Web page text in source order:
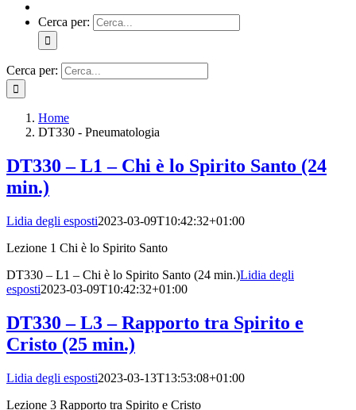
Cerca per:
Cerca per:
Home
DT330 - Pneumatologia
DT330 – L1 – Chi è lo Spirito Santo (24
min.)
Lidia degli esposti2023-03-09T10:42:32+01:00
Lezione 1 Chi è lo Spirito Santo
DT330 – L1 – Chi è lo Spirito Santo (24 min.)Lidia degli
esposti2023-03-09T10:42:32+01:00
DT330 – L3 – Rapporto tra Spirito e
Cristo (25 min.)
Lidia degli esposti2023-03-13T13:53:08+01:00
Lezione 3 Rapporto tra Spirito e Cristo